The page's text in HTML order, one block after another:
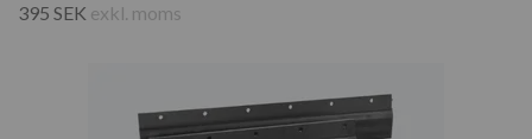
395 SEK exkl. moms